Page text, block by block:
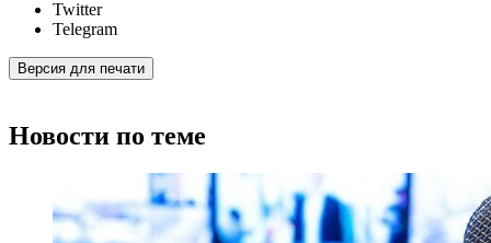
Twitter
Telegram
Версия для печати
Новости по теме